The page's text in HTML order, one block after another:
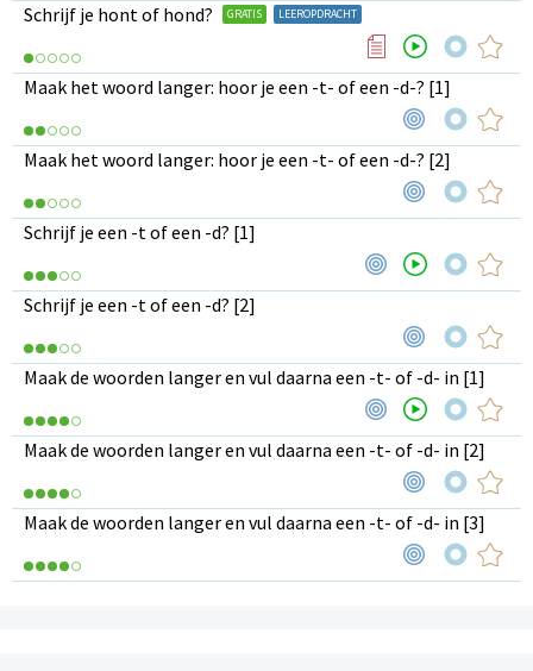
Schrijf je hont of hond? GRATIS LEEROPDRACHT
Maak het woord langer: hoor je een -t- of een -d-? [1]
Maak het woord langer: hoor je een -t- of een -d-? [2]
Schrijf je een -t of een -d? [1]
Schrijf je een -t of een -d? [2]
Maak de woorden langer en vul daarna een -t- of -d- in [1]
Maak de woorden langer en vul daarna een -t- of -d- in [2]
Maak de woorden langer en vul daarna een -t- of -d- in [3]